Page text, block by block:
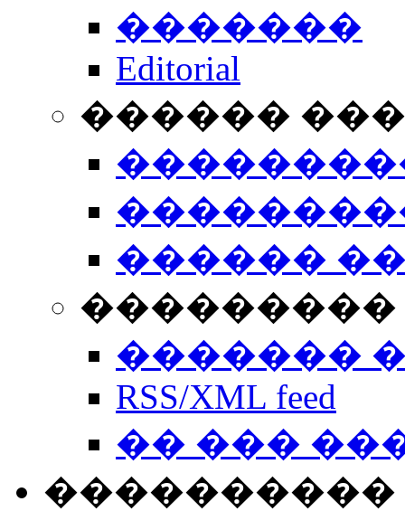
�������
Editorial
������
������
���������
�������
RSS/XML feed
�� ���
����������